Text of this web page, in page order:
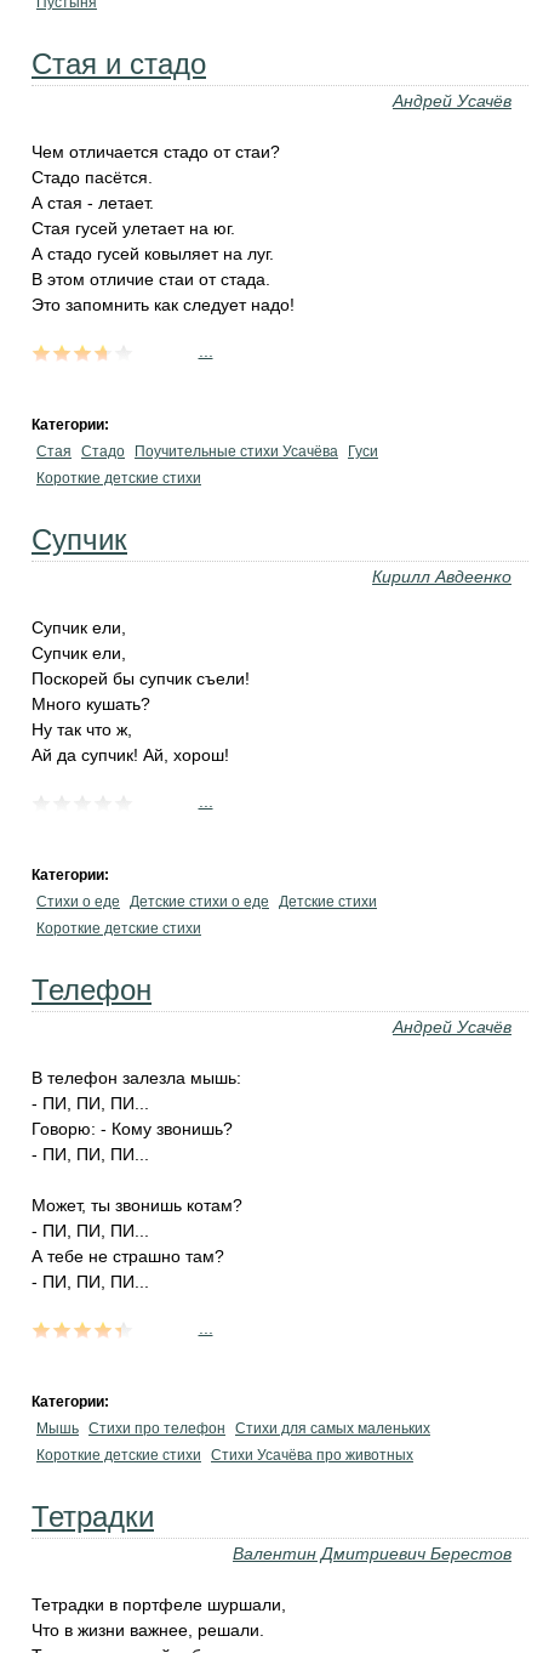
Стая и стадо
Андрей Усачёв
Чем отличается стадо от стаи?
Стадо пасётся.
А стая - летает.
Стая гусей улетает на юг.
А стадо гусей ковыляет на луг.
В этом отличие стаи от стада.
Это запомнить как следует надо!
Категории:
Стая
Стадо Поучительные стихи Усачёва
Гуси
Короткие детские стихи
Супчик
Кирилл Авдеенко
Супчик ели,
Супчик ели,
Поскорей бы супчик съели!
Много кушать?
Ну так что ж,
Ай да супчик! Ай, хорош!
Категории:
Стихи о еде
Детские стихи о еде
Детские стихи
Короткие детские стихи
Телефон
Андрей Усачёв
В телефон залезла мышь:
- ПИ, ПИ, ПИ...
Говорю: - Кому звонишь?
- ПИ, ПИ, ПИ...
Может, ты звонишь котам?
- ПИ, ПИ, ПИ...
А тебе не страшно там?
- ПИ, ПИ, ПИ...
Категории:
Мышь Стихи про телефон
Стихи для самых маленьких
Короткие детские стихи
Стихи Усачёва про животных
Тетрадки
Валентин Дмитриевич Берестов
Тетрадки в портфеле шуршали,
Что в жизни важнее, решали.